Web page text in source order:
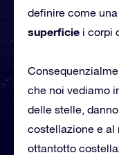
definire come
superficie i corpi
che noi vediamo
delle stelle,
costellazione e al
ottantotto